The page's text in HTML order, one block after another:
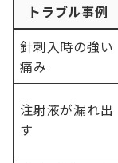
トラブル事例
針刺入時の強い
痛み
注射液が漏れ出
す